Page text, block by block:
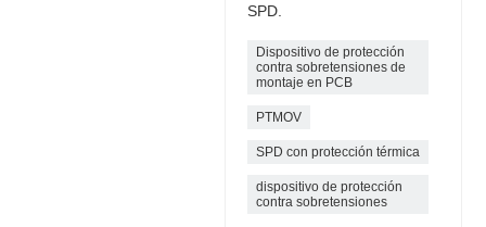
SPD.
Dispositivo de protección
contra sobretensiones de
montaje en PCB
PTMOV
SPD con protección térmica
dispositivo de protección
contra sobretensiones